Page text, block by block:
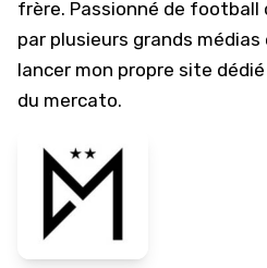
frère. Passionné de
par plusieurs grands
lancer mon propre site
du mercato.